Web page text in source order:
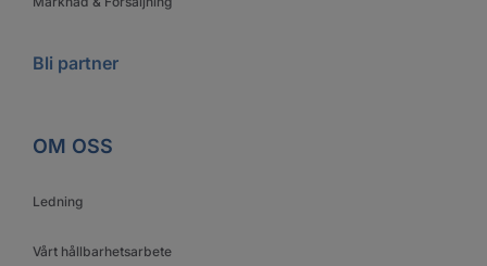
Bli partner
OM OSS
Ledning
Vårt hållbarhetsarbete